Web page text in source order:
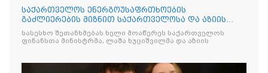
საქართველოს ენერგოუსაფრთხოების
გაძლიერების მიზნით საქართველოსა და აზიის
განვითარების ბანკს შორის შეთ
სასესხო შეთანხმებას ხელი მოაწერეს საქართველოს
ფინანსთა მინისტრმა, ლაშა ხუციშვილმა და აზიის